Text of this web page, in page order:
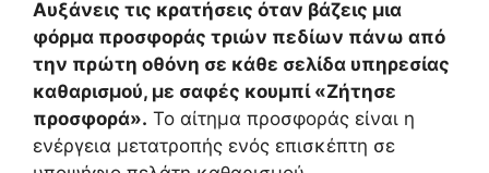
Αυξάνεις τις κρατήσεις όταν βάζεις μια
φόρμα προσφοράς τριών πεδίων πάνω από
την πρώτη οθόνη σε κάθε σελίδα υπηρεσίας
καθαρισμού, με σαφές κουμπί «Ζήτησε
προσφορά». Το αίτημα προσφοράς είναι η
ενέργεια μετατροπής ενός επισκέπτη σε